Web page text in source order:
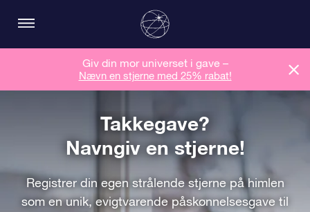
Giv din mor universet i gave –
Nævn en stjerne med 25% rabat!
Takkegave?
Navngiv en stjerne!
Registrer din egen strålende stjerne på himlen
som en unik, evigtvarende påskønnelsesgave til